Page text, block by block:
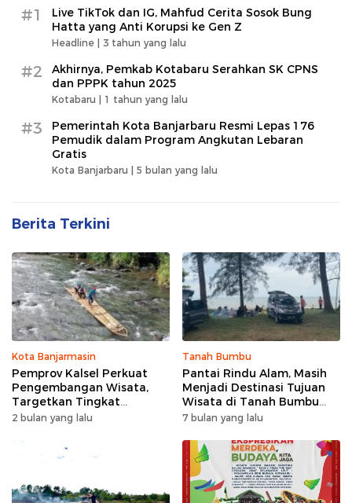
#1
Live TikTok dan IG, Mahfud Cerita Sosok Bung
Hatta yang Anti Korupsi ke Gen Z
Headline | 3 tahun yang lalu
#2
Akhirnya, Pemkab Kotabaru Serahkan SK CPNS
dan PPPK tahun 2025
Kotabaru | 1 tahun yang lalu
#3
Pemerintah Kota Banjarbaru Resmi Lepas 176
Pemudik dalam Program Angkutan Lebaran
Gratis
Kota Banjarbaru | 5 bulan yang lalu
Berita Terkini
Kota Banjarmasin
Pemprov Kalsel Perkuat
Pengembangan Wisata,
Targetkan Tingkat
Kunjungan Naik 5 Persen di
2 bulan yang lalu
Tanah Bumbu
Pantai Rindu Alam, Masih
Menjadi Destinasi Tujuan
Wisata di Tanah Bumbu
dengan Rindangnya Pohon
7 bulan yang lalu